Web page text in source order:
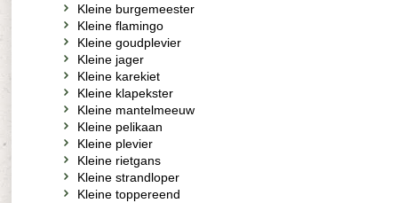
Kleine burgemeester
Kleine flamingo
Kleine goudplevier
Kleine jager
Kleine karekiet
Kleine klapekster
Kleine mantelmeeuw
Kleine pelikaan
Kleine plevier
Kleine rietgans
Kleine strandloper
Kleine toppereend